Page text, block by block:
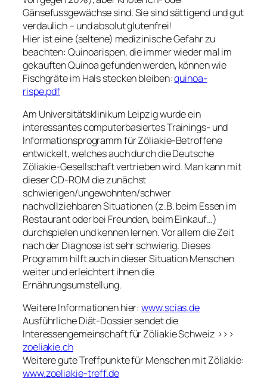
Gänsefussgewächse sind. Sie sind sättigend und gut
verdaulich – und absolut glutenfrei!
Hier ist eine (seltene) medizinische Gefahr zu
beachten: Quinoarispen, die immer wieder mal im
gekauften Quinoa gefunden werden, können wie
Fischgräte im Hals stecken bleiben:quinoa-
rispe.pdf
Am Universitätsklinikum Leipzig wurde ein
interessantes computerbasiertes Trainings- und
Informationsprogramm für Zöliakie-Betroffene
entwickelt, welches auch durch die Deutsche
Zöliakie-Gesellschaft vertrieben wird. Man kann mit
dieser CD-ROM die zunächst
schwierigen/ungewohnten/schwer
nachvollziehbaren Situationen (z.B. beim Essen im
Restaurant oder bei Freunden, beim Einkauf…)
durchspielen und kennen lernen. Vor allem die Zeit
nach der Diagnose ist sehr schwierig. Dieses
Programm hilft auch in dieser Situation Menschen
weiter und erleichtert ihnen die
Ernährungsumstellung.
Weitere Informationen hier:www.scias.de
Ausführliche Diät-Dossier sendet die
Interessengemeinschaft für Zöliakie Schweiz >>>
zoeliakie.ch
Weitere gute Treffpunkte für Menschen mit Zöliakie:
www.zoeliakie-treff.de